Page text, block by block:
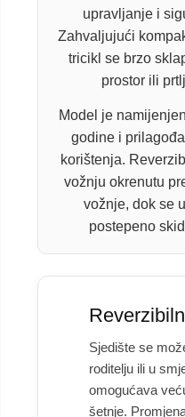
upravljanje i
Zahvaljujući
tricikl se brzo
prostor ili
Model je
godine i
korištenja.
vožnju okrenutu
vožnje, dok se
postepeno
Sjedište se
roditelju ili u
omogućava
šetnje.